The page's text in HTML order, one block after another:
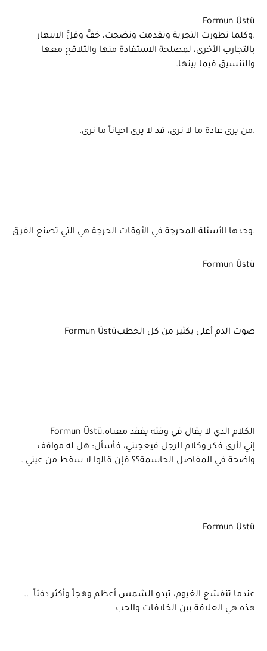
Formun Üstü
.وكلما تطورت التجربة وتقدمت ونضجت، خفَّ وقلَّ الانبهار
بالتجارب الأخرى، لمصلحة الاستفادة منها والتلاقح معها
والتنسيق فيما بينها.
.من يرى عادة ما لا نرى، قد لا يرى احياناً ما نرى.
.وحدها الأسئلة المحرجة في الأوقات الحرجة هي التي تصنع الفرق
Formun Üstü
صوت الدم أعلى بكثير من كل الخطبFormun Üstü
الكلام الذي لا يقال في وقته يفقد معناه.Formun Üstü
إني لأرى فكر وكلام الرجل فيعجبني، فأسأل: هل له مواقف
واضحة في المفاصل الحاسمة؟؟ فإن قالوا لا سقط من عيني .
Formun Üstü
عندما تنقشع الغيوم، تبدو الشمس أعظم وهجاً وأكثر دفئاً ..
هذه هي العلاقة بين الخلافات والحب